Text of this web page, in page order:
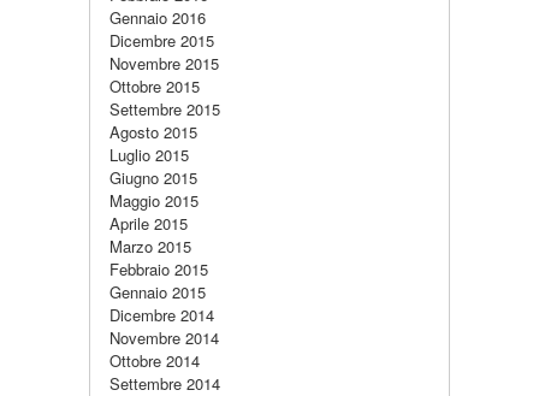
Gennaio 2016
Dicembre 2015
Novembre 2015
Ottobre 2015
Settembre 2015
Agosto 2015
Luglio 2015
Giugno 2015
Maggio 2015
Aprile 2015
Marzo 2015
Febbraio 2015
Gennaio 2015
Dicembre 2014
Novembre 2014
Ottobre 2014
Settembre 2014